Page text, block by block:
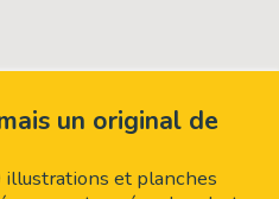
un original de
illustrations et planches